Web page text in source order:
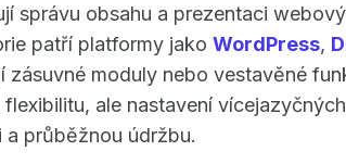
správu obsahu a prezentaci
patří platformy jako WordPress,
zásuvné moduly nebo vestavěné
ale nastavení
průběžnou údržbu.